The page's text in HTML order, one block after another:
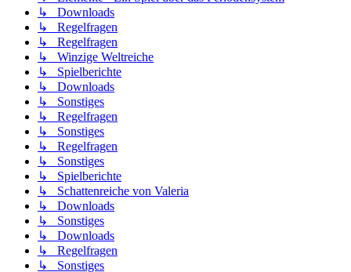
↳ Downloads
↳ Regelfragen
↳ Regelfragen
↳ Winzige Weltreiche
↳ Spielberichte
↳ Downloads
↳ Sonstiges
↳ Regelfragen
↳ Sonstiges
↳ Regelfragen
↳ Sonstiges
↳ Spielberichte
↳ Schattenreiche von Valeria
↳ Downloads
↳ Sonstiges
↳ Downloads
↳ Regelfragen
↳ Sonstiges